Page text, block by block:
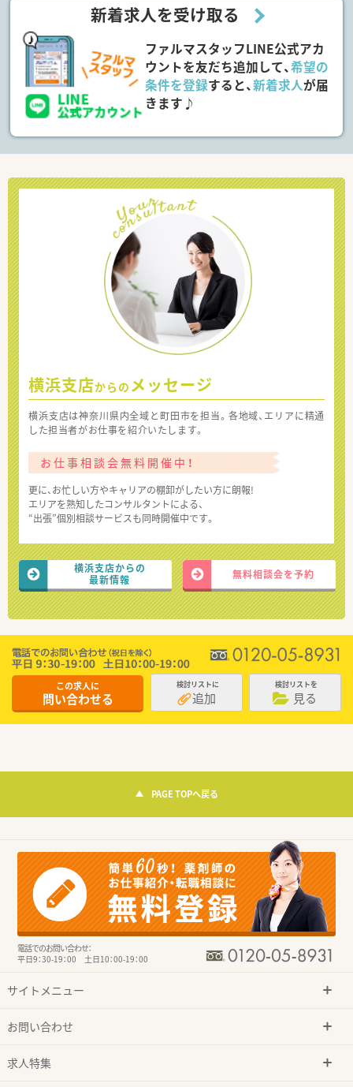
新着求人を受け取る
ファルマスタッフLINE公式アカ
ウントを友だち追加して、希望の
条件を登録すると、新着求人が届
きます♪
横浜支店からの メッセージ
横浜支店は神奈川県内全域と町田市を担当。各地域、エリアに精通
した担当者がお仕事を紹介いたします。
お仕事相談会無料開催中！
更に、お忙しい方やキャリアの棚卸がしたい方に朗報!
エリアを熟知したコンサルタントによる、
“出張”個別相談サービスも同時開催中です。
横浜支店からの
最新情報
無料相談会を予約
この求人に
問い合わせる
検討リストに
追加
検討リストを
見る
PAGE TOPへ戻る
電話でのお問い合わせ：
平日9：30-19：00 土日10：00-19：00
サイトメニュー
お問い合わせ
求人特集